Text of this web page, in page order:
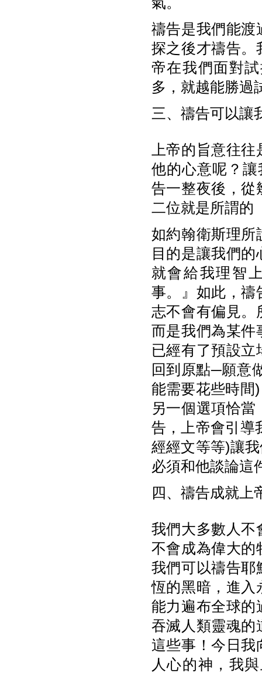
禱告是我們能渡
探之後才禱告。
帝在我們面對
多，就越能勝過
三、禱告可以讓
上帝的旨意往
他的心意呢？
告一整夜後，從
二位就是所謂的
如約翰衛斯理所
目的是讓我們
就會給我理智
事。』如此，禱
志不會有偏見。
而是我們為某件
已經有了預設
回到原點─願意
能需要花些時間
另一個選項恰
告，上帝會引導
經經文等等)讓
必須和他談論這
四、禱告成就上
我們大多數人不
不會成為偉大的
我們可以禱告耶
恆的黑暗，進入
能力遍布全球的
吞滅人類靈魂的
這些事！今日我
人心的神，我